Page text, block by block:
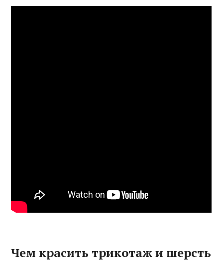
Чем красить трикотаж и шерсть